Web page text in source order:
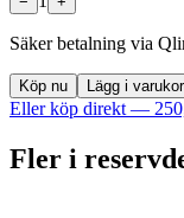
Säker betalning via
Köp nu Lägg i
Eller köp direkt —
Fler i